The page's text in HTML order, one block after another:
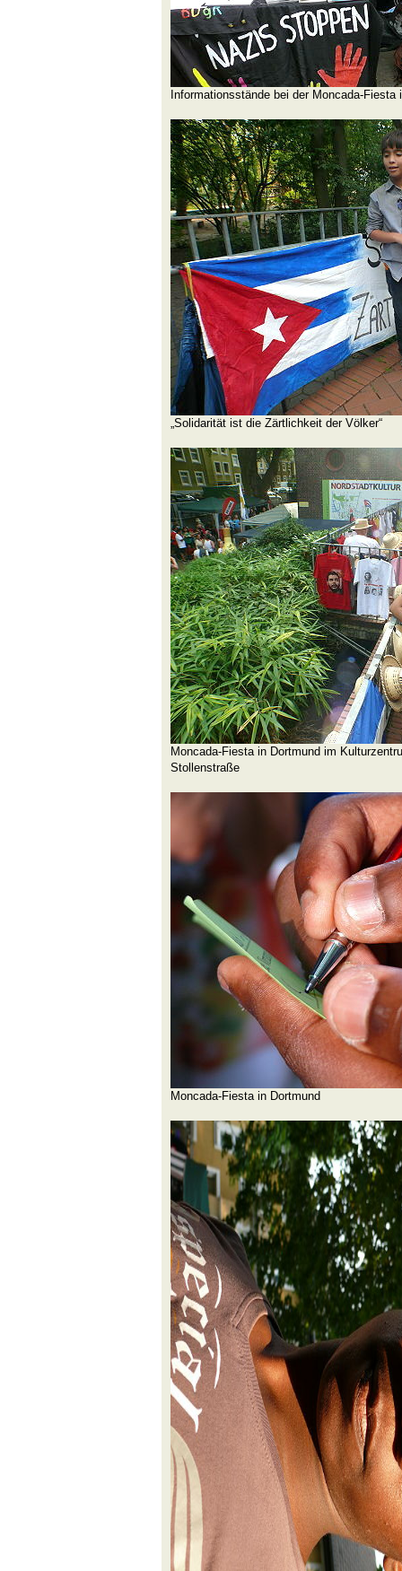
Informationsstände bei der Moncada-Fiesta
„Solidarität ist die Zärtlichkeit der Völker“
Moncada-Fiesta in Dortmund im
Stollenstraße
Moncada-Fiesta in Dortmund